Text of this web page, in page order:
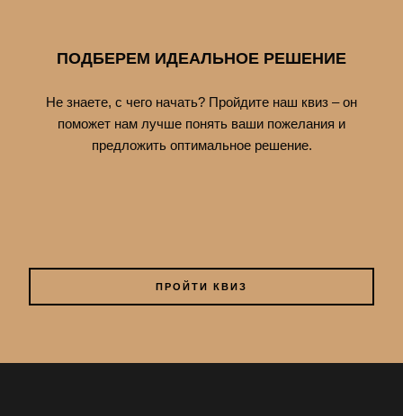
ПОДБЕРЕМ ИДЕАЛЬНОЕ РЕШЕНИЕ
Не знаете, с чего начать? Пройдите наш квиз – он
поможет нам лучше понять ваши пожелания и
предложить оптимальное решение.
ПРОЙТИ КВИЗ